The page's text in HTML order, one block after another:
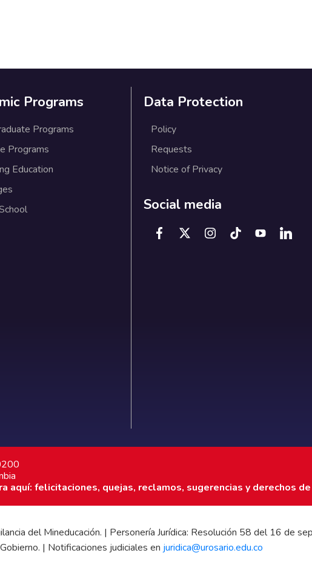
Programs
Programs
Programs
Education
Data Protection
Policy
Requests
Notice of Privacy
Social media
aquí: felicitaciones, quejas, reclamos, sugerencias y derechos
del Mineducación. | Personería Jurídica: Resolución 58 del 16 de
Gobierno. | Notificaciones judiciales en juridica@urosario.edu.co